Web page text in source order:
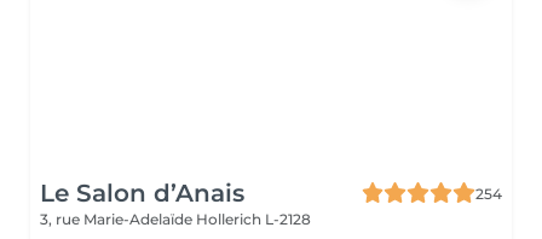
Le Salon d’Anais
254
3, rue Marie-Adelaïde Hollerich L-2128